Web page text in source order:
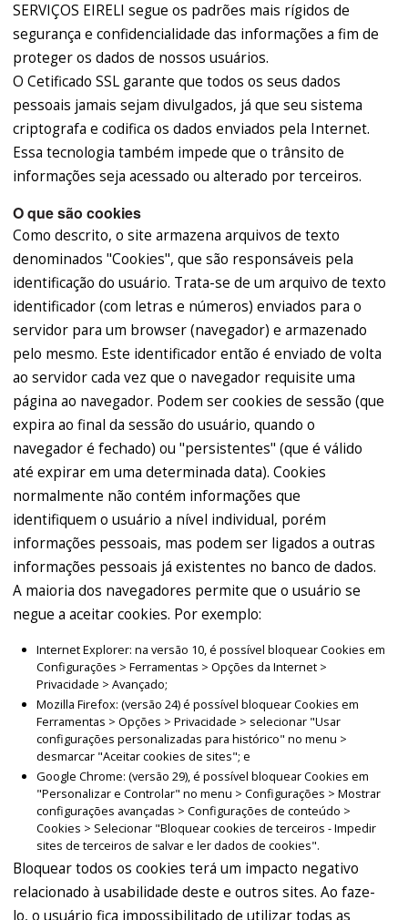
SERVIÇOS EIRELI segue os padrões mais rígidos de
segurança e confidencialidade das informações a fim de
proteger os dados de nossos usuários.
O Cetificado SSL garante que todos os seus dados
pessoais jamais sejam divulgados, já que seu sistema
criptografa e codifica os dados enviados pela Internet.
Essa tecnologia também impede que o trânsito de
informações seja acessado ou alterado por terceiros.
O que são cookies
Como descrito, o site armazena arquivos de texto
denominados "Cookies", que são responsáveis pela
identificação do usuário. Trata-se de um arquivo de texto
identificador (com letras e números) enviados para o
servidor para um browser (navegador) e armazenado
pelo mesmo. Este identificador então é enviado de volta
ao servidor cada vez que o navegador requisite uma
página ao navegador. Podem ser cookies de sessão (que
expira ao final da sessão do usuário, quando o
navegador é fechado) ou "persistentes" (que é válido
até expirar em uma determinada data). Cookies
normalmente não contém informações que
identifiquem o usuário a nível individual, porém
informações pessoais, mas podem ser ligados a outras
informações pessoais já existentes no banco de dados.
A maioria dos navegadores permite que o usuário se
negue a aceitar cookies. Por exemplo:
Internet Explorer: na versão 10, é possível bloquear Cookies em
Configurações > Ferramentas > Opções da Internet >
Privacidade > Avançado;
Mozilla Firefox: (versão 24) é possível bloquear Cookies em
Ferramentas > Opções > Privacidade > selecionar "Usar
configurações personalizadas para histórico" no menu >
desmarcar "Aceitar cookies de sites"; e
Google Chrome: (versão 29), é possível bloquear Cookies em
"Personalizar e Controlar" no menu > Configurações > Mostrar
configurações avançadas > Configurações de conteúdo >
Cookies > Selecionar "Bloquear cookies de terceiros - Impedir
sites de terceiros de salvar e ler dados de cookies".
Bloquear todos os cookies terá um impacto negativo
relacionado à usabilidade deste e outros sites. Ao faze-